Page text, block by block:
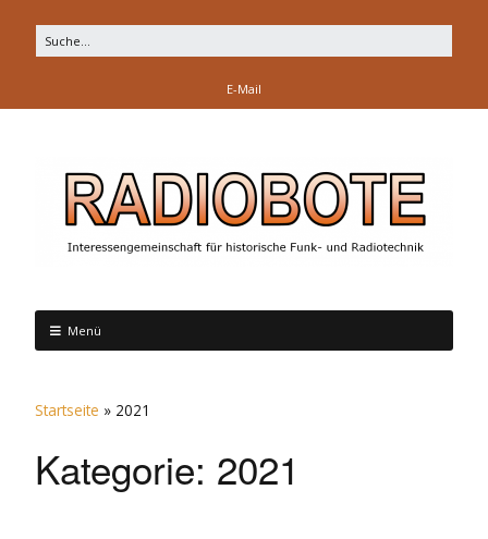
E-Mail
Menü
Startseite » 2021
Kategorie: 2021